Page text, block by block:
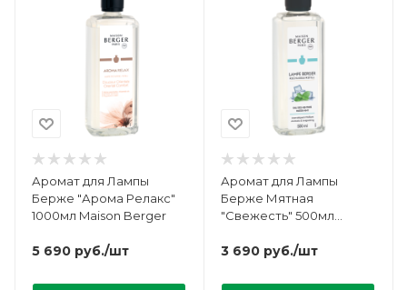
Аромат для Лампы
Берже "Арома Релакс"
1000мл Maison Berger
5 690 руб./шт
Аромат для Лампы
Берже Мятная
"Свежесть" 500мл
3 690 руб./шт